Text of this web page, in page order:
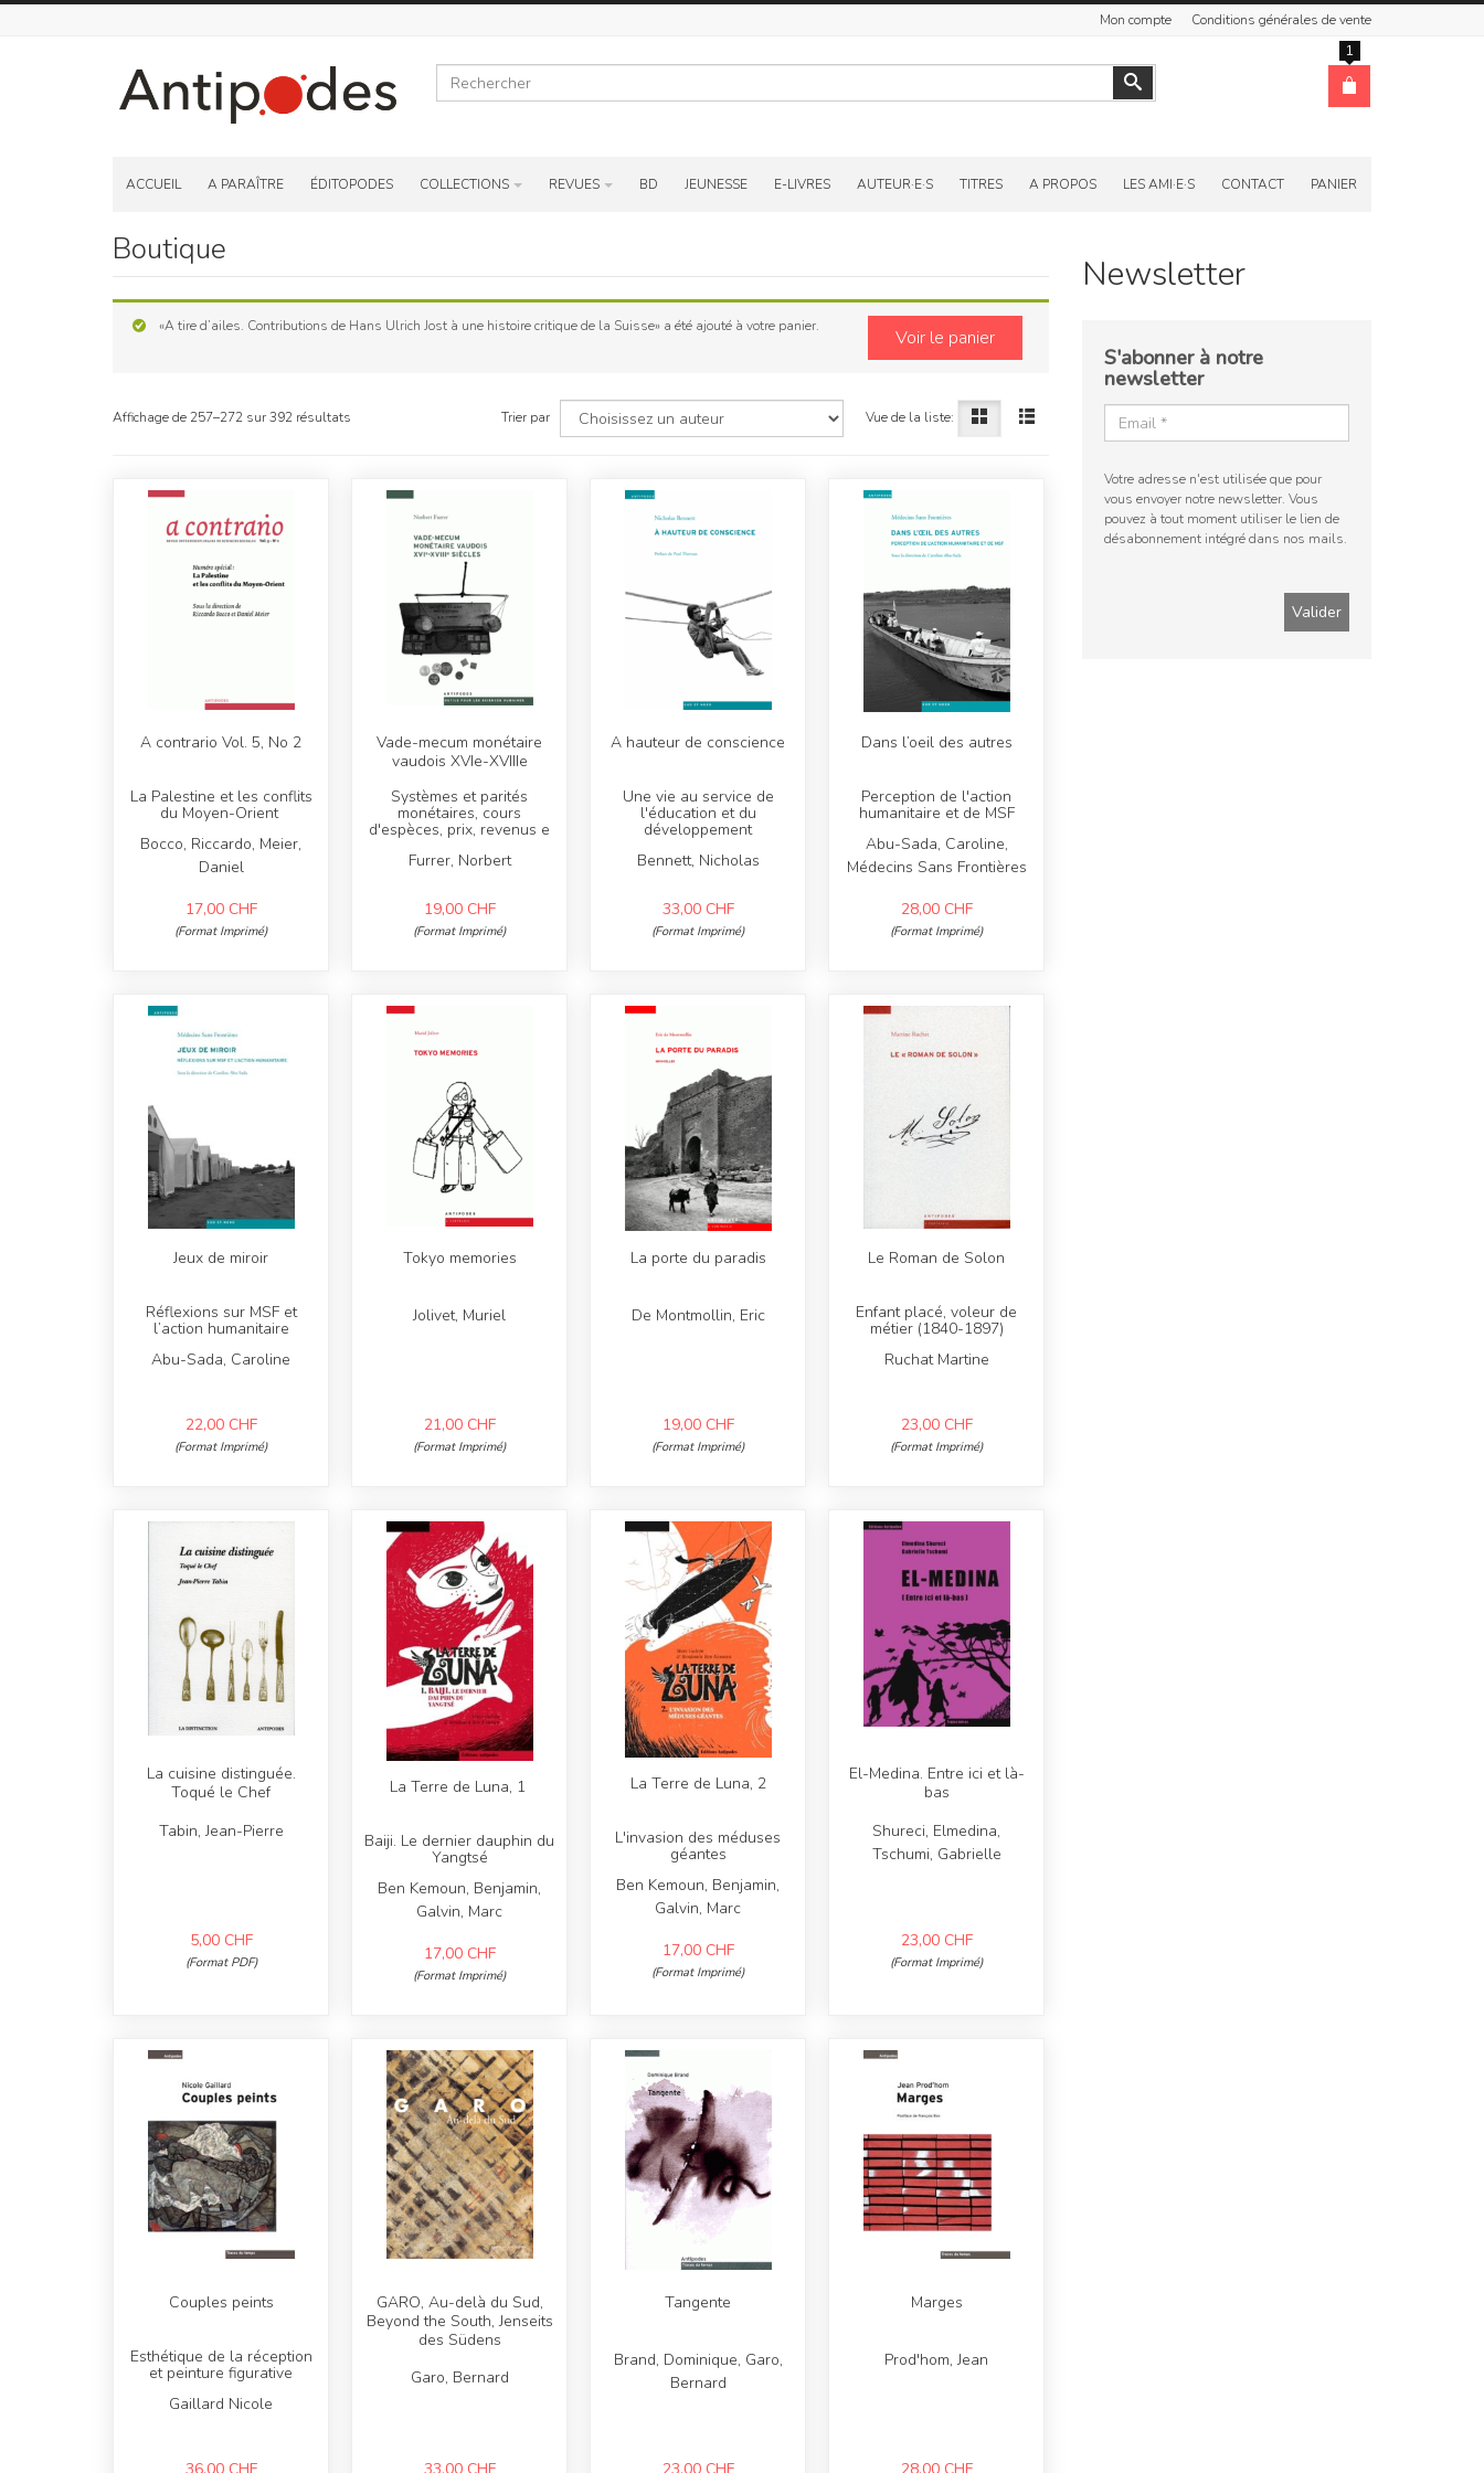
Mon compte Conditions générales de vente
1
ACCUEIL A PARAÎTRE ÉDITOPODES COLLECTIONS REVUES BD JEUNESSE E-LIVRES AUTEUR·E·S TITRES A PROPOS LES AMI·E·S CONTACT PANIER
Boutique
Voir le panier
«A tire d’ailes. Contributions de Hans Ulrich Jost à une histoire critique de la Suisse» a été ajouté à votre panier.
Affichage de 257–272 sur 392 résultats Trier par Vue de la liste:
A contrario Vol. 5, No 2
La Palestine et les conflits
du Moyen-Orient
Bocco, Riccardo, Meier,
Daniel
17,00 CHF
(Format Imprimé)
Vade-mecum monétaire
vaudois XVIe-XVIIIe
Systèmes et parités
monétaires, cours
d'espèces, prix, revenus e
Furrer, Norbert
19,00 CHF
(Format Imprimé)
A hauteur de conscience
Une vie au service de
l'éducation et du
développement
Bennett, Nicholas
33,00 CHF
(Format Imprimé)
Dans l’oeil des autres
Perception de l'action
humanitaire et de MSF
Abu-Sada, Caroline,
Médecins Sans Frontières
28,00 CHF
(Format Imprimé)
Jeux de miroir
Réflexions sur MSF et
l’action humanitaire
Abu-Sada, Caroline
22,00 CHF
(Format Imprimé)
Tokyo memories
Jolivet, Muriel
21,00 CHF
(Format Imprimé)
La porte du paradis
De Montmollin, Eric
19,00 CHF
(Format Imprimé)
Le Roman de Solon
Enfant placé, voleur de
métier (1840-1897)
Ruchat Martine
23,00 CHF
(Format Imprimé)
La cuisine distinguée.
Toqué le Chef
Tabin, Jean-Pierre
5,00 CHF
(Format PDF)
La Terre de Luna, 1
Baiji. Le dernier dauphin du
Yangtsé
Ben Kemoun, Benjamin,
Galvin, Marc
17,00 CHF
(Format Imprimé)
La Terre de Luna, 2
L'invasion des méduses
géantes
Ben Kemoun, Benjamin,
Galvin, Marc
17,00 CHF
(Format Imprimé)
El-Medina. Entre ici et là-
bas
Shureci, Elmedina,
Tschumi, Gabrielle
23,00 CHF
(Format Imprimé)
Couples peints
Esthétique de la réception
et peinture figurative
Gaillard Nicole
GARO, Au-delà du Sud,
Beyond the South, Jenseits
des Südens
Garo, Bernard
Tangente
Brand, Dominique, Garo,
Bernard
Marges
Prod'hom, Jean
Newsletter
S'abonner à notre
newsletter
Votre adresse n'est utilisée que pour
vous envoyer notre newsletter. Vous
pouvez à tout moment utiliser le lien de
désabonnement intégré dans nos mails.